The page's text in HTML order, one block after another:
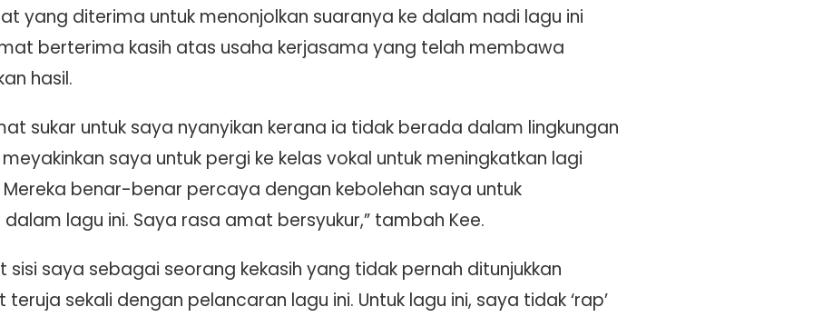
yang diterima untuk menonjolkan suaranya ke dalam nadi lagu ini
berterima kasih atas usaha kerjasama yang telah membawa
hasil.
sukar untuk saya nyanyikan kerana ia tidak berada dalam lingkungan
saya untuk pergi ke kelas vokal untuk meningkatkan lagi
benar-benar percaya dengan kebolehan saya untuk
lagu ini. Saya rasa amat bersyukur,” tambah Kee.
sisi saya sebagai seorang kekasih yang tidak pernah ditunjukkan
sekali dengan pelancaran lagu ini. Untuk lagu ini, saya tidak ‘rap’